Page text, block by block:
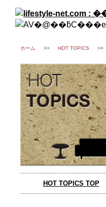
ホーム >> HOT TOPICS >>
HOT TOPICS TOP